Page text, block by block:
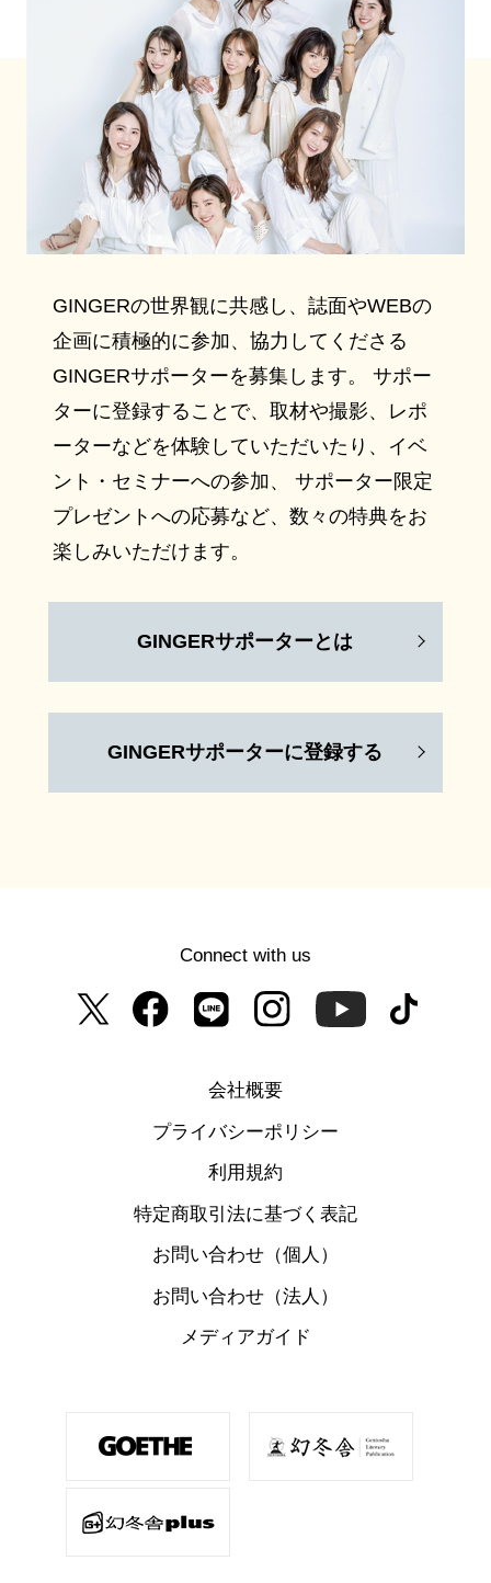
GINGERの世界観に共感し、誌面やWEBの
企画に積極的に参加、協力してくださる
GINGERサポーターを募集します。 サポー
ターに登録することで、取材や撮影、レポ
ーターなどを体験していただいたり、イベ
ント・セミナーへの参加、 サポーター限定
プレゼントへの応募など、数々の特典をお
楽しみいただけます。
GINGERサポーターとは
GINGERサポーターに登録する
Connect with us
会社概要
プライバシーポリシー
利用規約
特定商取引法に基づく表記
お問い合わせ（個人）
お問い合わせ（法人）
メディアガイド